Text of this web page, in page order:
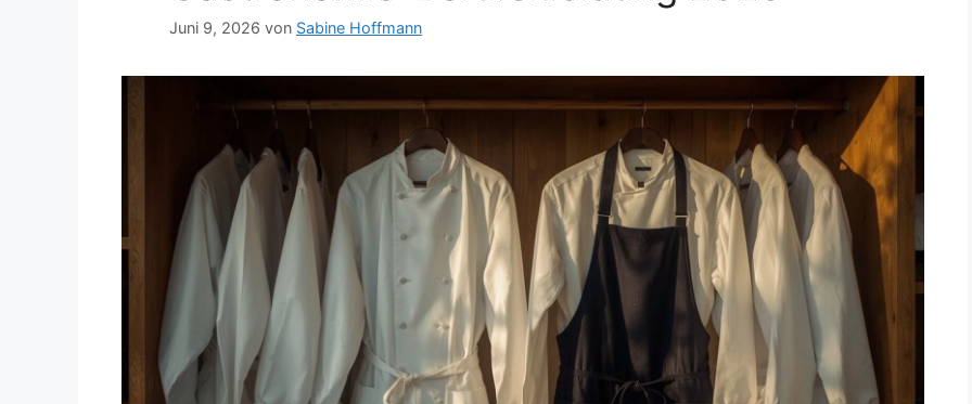
Juni 9, 2026 von Sabine Hoffmann